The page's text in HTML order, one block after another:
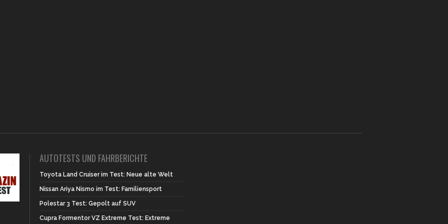
AUTOTESTS UND FAHRBERICHTE
Toyota Land Cruiser im Test: Neue alte Welt
Nissan Ariya Nismo im Test: Familiensport
Polestar 3 Test: Gepolt auf SUV
Cupra Formentor VZ Extreme Test: Extreme